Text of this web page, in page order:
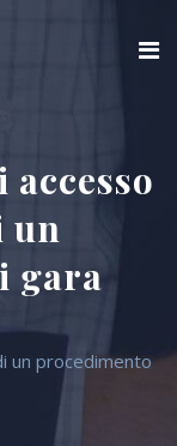
un
gara
un procedimento